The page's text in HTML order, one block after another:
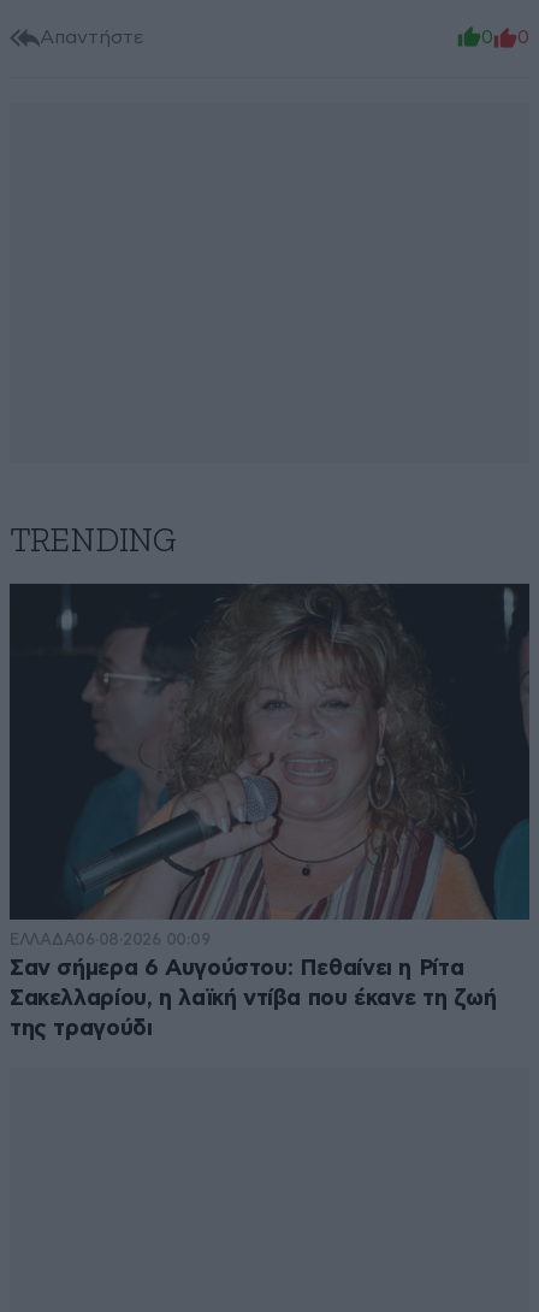
Απαντήστε 0 0
TRENDING
ΕΛΛΑΔΑ06·08·2026 00:09
Σαν σήμερα 6 Αυγούστου: Πεθαίνει η Ρίτα
Σακελλαρίου, η λαϊκή ντίβα που έκανε τη ζωή
της τραγούδι